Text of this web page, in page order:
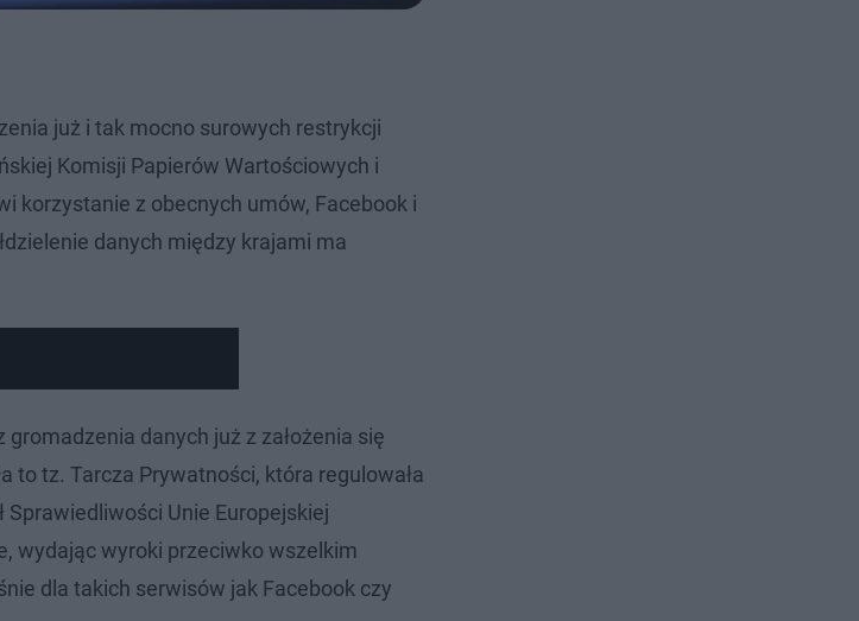
już i tak mocno surowych restrykcji
Komisji Papierów Wartościowych i
korzystanie z obecnych umów, Facebook i
danych między krajami ma
danych już z założenia się
to tz. Tarcza Prywatności, która regulowała
Unie Europejskiej
wydając wyroki przeciwko wszelkim
dla takich serwisów jak Facebook czy